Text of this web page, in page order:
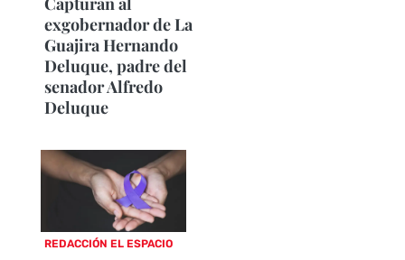
exgobernador de La
Guajira Hernando
Deluque, padre del
senador Alfredo
Deluque
REDACCIÓN EL ESPACIO